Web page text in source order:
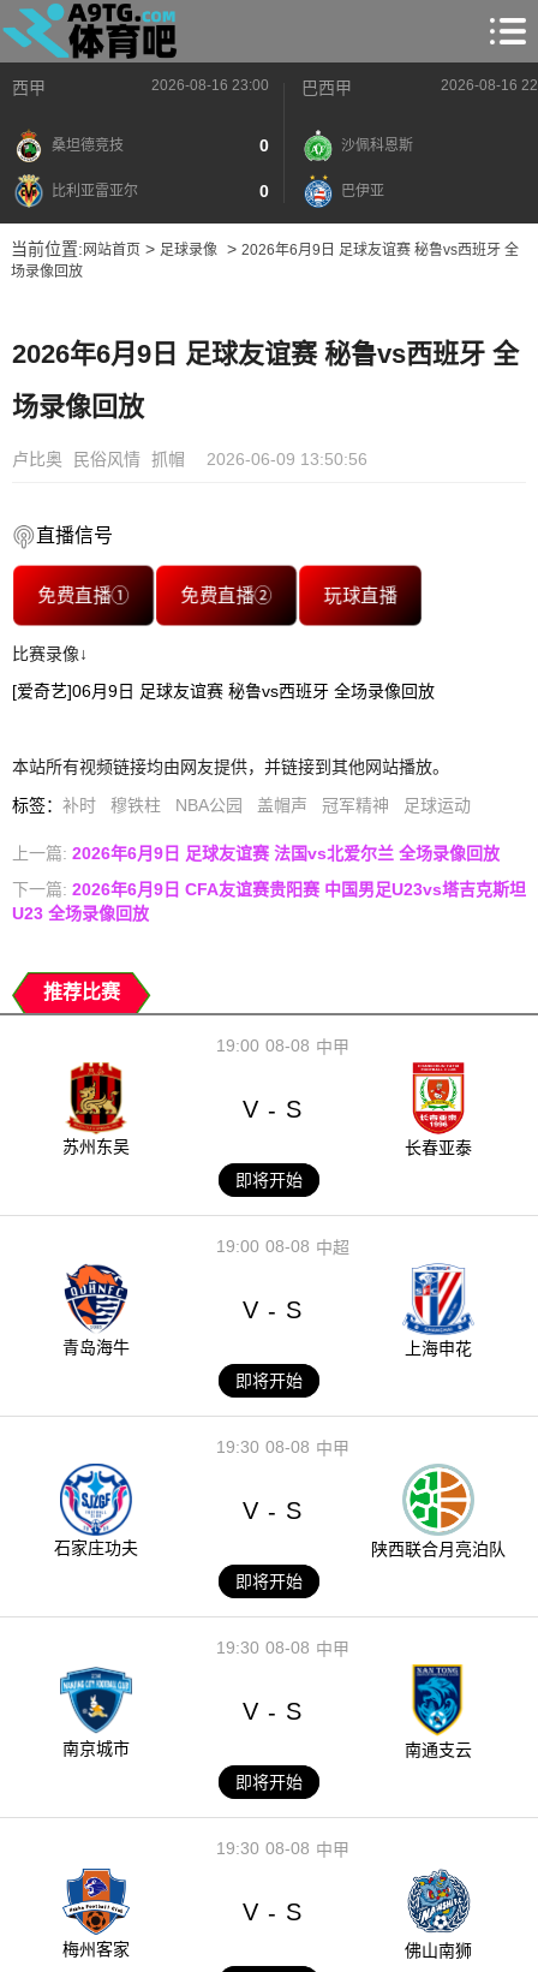
西甲 2026-08-16 23:00
桑坦德竞技 0
比利亚雷亚尔 0
巴西甲 2026-08-16
沙佩科恩斯
巴伊亚
当前位置: 网站首页> 足球录像 > 2026年6月9日 足球友谊赛 秘鲁vs西班牙 全
场录像回放
2026年6月9日 足球友谊赛 秘鲁vs西班牙 全
场录像回放
卢比奥 民俗风情 抓帽 2026-06-09 13:50:56
直播信号
免费直播① 免费直播② 玩球直播
比赛录像↓
[爱奇艺]06月9日 足球友谊赛 秘鲁vs西班牙 全场录像回放
本站所有视频链接均由网友提供，并链接到其他网站播放。
标签： 补时 穆铁柱 NBA公园 盖帽声 冠军精神 足球运动
上一篇: 2026年6月9日 足球友谊赛 法国vs北爱尔兰 全场录像回放
下一篇: 2026年6月9日 CFA友谊赛贵阳赛 中国男足U23vs塔吉克斯坦
U23 全场录像回放
推荐比赛
08-08
19:00 中甲
苏州东吴
V - S
长春亚泰
即将开始
08-08
19:00 中超
青岛海牛
V - S
上海申花
即将开始
08-08
19:30 中甲
石家庄功夫
V - S
陕西联合月亮泊队
即将开始
08-08
19:30 中甲
南京城市
V - S
南通支云
即将开始
08-08
19:30 中甲
梅州客家
V - S
佛山南狮